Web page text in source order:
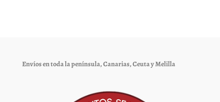
elegir
Envíos en toda la península, Canarias, Ceuta y Melilla